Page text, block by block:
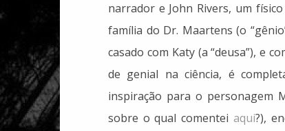
narrador e John Rivers, um
família do Dr. Maartens (o
casado com Katy (a “deusa”), e
de genial na ciência, é
inspiração para o personagem
sobre o qual comentei aqui?),